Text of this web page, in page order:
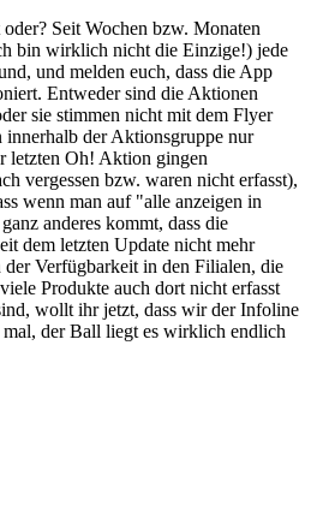
Seit Wochen bzw. Monaten
bin wirklich nicht die Einzige!) jede
und melden euch, dass die App
Entweder sind die Aktionen
sie stimmen nicht mit dem Flyer
der Aktionsgruppe nur
letzten Oh! Aktion gingen
vergessen bzw. waren nicht erfasst),
wenn man auf "alle anzeigen in
anderes kommt, dass die
dem letzten Update nicht mehr
Verfügbarkeit in den Filialen, die
Produkte auch dort nicht erfasst
wollt ihr jetzt, dass wir der Infoline
mal, der Ball liegt es wirklich endlich